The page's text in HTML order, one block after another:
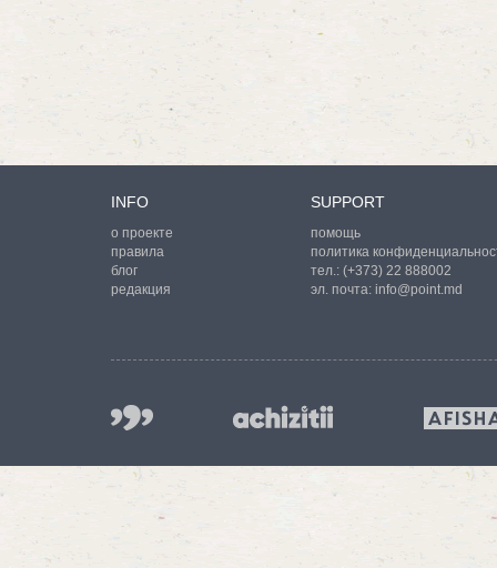
INFO
о проекте
правила
блог
редакция
SUPPORT
помощь
политика
тел.: (+373) 22 888002
эл. почта: info@point.md